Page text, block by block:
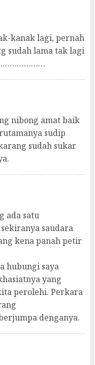
kanak lagi, pernah
sudah lama tak lagi
…………………
nibong amat baik
sudip
sudah sukar
ada satu
saudara
kena panah petir
hubungi saya
yang
perolehi. Perkara
denganya.